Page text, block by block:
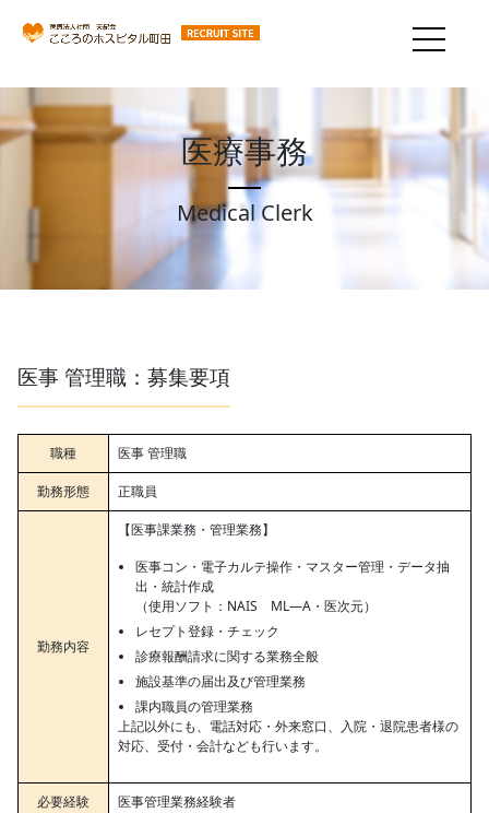
医療事務
Medical Clerk
医事 管理職：募集要項
職種 医事 管理職
勤務形態 正職員
勤務内容
【医事課業務・管理業務】
医事コン・電子カルテ操作・マスター管理・データ抽
出・統計作成
（使用ソフト：NAIS ML―A・医次元）
レセプト登録・チェック
診療報酬請求に関する業務全般
施設基準の届出及び管理業務
課内職員の管理業務
上記以外にも、電話対応・外来窓口、入院・退院患者様の
対応、受付・会計なども行います。
必要経験 医事管理業務経験者